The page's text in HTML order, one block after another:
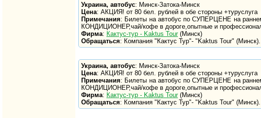
Украина, автобус: Минск-Затока-Минск
Цена: АКЦИЯ! от 80 бел. рублей в обе стороны +туруслуга
Примечания: Билеты на автобус по СУПЕРЦЕНЕ на
КОНДИЦИОНЕР,чай/кофе в дороге,опытные и
Фирма: Кактус-тур - Kaktus Tour(Минск)
Обращаться: Компания "Кактус Тур"- "Kaktus Tour"
Украина, автобус: Минск-Затока-Минск
Цена: АКЦИЯ! от 80 бел. рублей в обе стороны +туруслуга
Примечания: Билеты на автобус по СУПЕРЦЕНЕ на
КОНДИЦИОНЕР,чай/кофе в дороге,опытные и
Фирма: Кактус-тур - Kaktus Tour(Минск)
Обращаться: Компания "Кактус Тур"- "Kaktus Tour"